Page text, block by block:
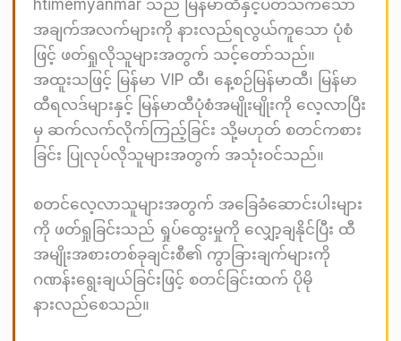
htimemyanmar သည် မြန်မာထီနှင့်ပတ်သက်သော
အချက်အလက်များကို နားလည်ရလွယ်ကူသော ပုံစံ
ဖြင့် ဖတ်ရှုလိုသူများအတွက် သင့်တော်သည်။
အထူးသဖြင့် မြန်မာ VIP ထီ၊ နေ့စဉ်မြန်မာထီ၊ မြန်မာ
ထီရလဒ်များနှင့် မြန်မာထီပုံစံအမျိုးမျိုးကို လေ့လာပြီး
မှ ဆက်လက်လိုက်ကြည့်ခြင်း သို့မဟုတ် စတင်ကစား
ခြင်း ပြုလုပ်လိုသူများအတွက် အသုံးဝင်သည်။
စတင်လေ့လာသူများအတွက် အခြေခံဆောင်းပါးများ
ကို ဖတ်ရှုခြင်းသည် ရှုပ်ထွေးမှုကို လျှော့ချနိုင်ပြီး ထီ
အမျိုးအစားတစ်ခုချင်းစီ၏ ကွာခြားချက်များကို
ဂဏန်းရွေးချယ်ခြင်းဖြင့် စတင်ခြင်းထက် ပိုမို
နားလည်စေသည်။